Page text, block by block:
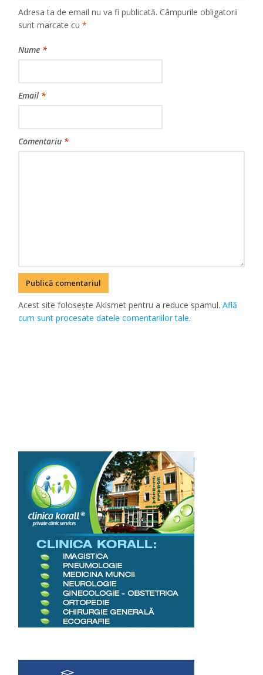
Adresa ta de email nu va fi publicată. Câmpurile obligatorii
sunt marcate cu*
Nume *
Email *
Comentariu *
Acest site folosește Akismet pentru a reduce spamul.Află
cum sunt procesate datele comentariilor tale.